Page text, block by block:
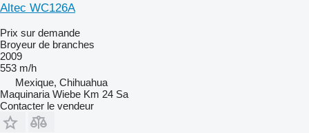
Altec WC126A
Prix sur demande
Broyeur de branches
2009
553 m/h
Mexique, Chihuahua
Maquinaria Wiebe Km 24 Sa
Contacter le vendeur